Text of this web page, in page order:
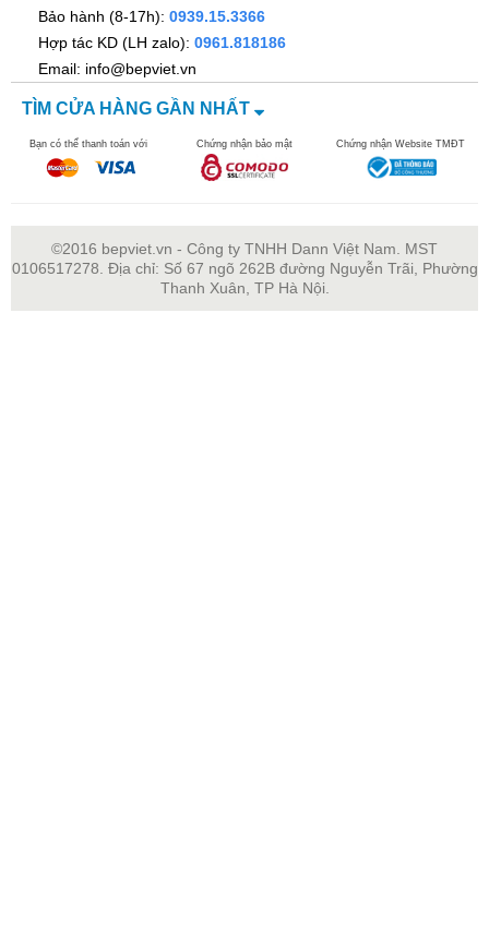
Bảo hành (8-17h): 0939.15.3366
Hợp tác KD (LH zalo): 0961.818186
Email: info@bepviet.vn
TÌM CỬA HÀNG GẦN NHẤT
Bạn có thể thanh toán với Chứng nhận bảo mật Chứng nhận Website TMĐT
©2016 bepviet.vn - Công ty TNHH Dann Việt Nam. MST
0106517278. Địa chỉ: Số 67 ngõ 262B đường Nguyễn Trãi, Phường
Thanh Xuân, TP Hà Nội.